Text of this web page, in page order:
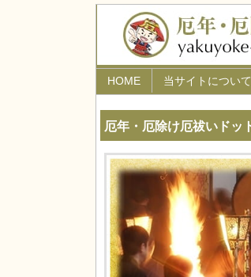
厄年・厄除け厄祓いドッ
HOME 当サイトについて